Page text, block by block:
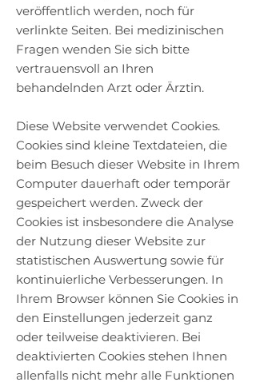
veröffentlich werden, noch für
verlinkte Seiten. Bei medizinischen
Fragen wenden Sie sich bitte
vertrauensvoll an Ihren
behandelnden Arzt oder Ärztin.
Diese Website verwendet Cookies.
Cookies sind kleine Textdateien, die
beim Besuch dieser Website in Ihrem
Computer dauerhaft oder temporär
gespeichert werden. Zweck der
Cookies ist insbesondere die Analyse
der Nutzung dieser Website zur
statistischen Auswertung sowie für
kontinuierliche Verbesserungen. In
Ihrem Browser können Sie Cookies in
den Einstellungen jederzeit ganz
oder teilweise deaktivieren. Bei
deaktivierten Cookies stehen Ihnen
allenfalls nicht mehr alle Funktionen